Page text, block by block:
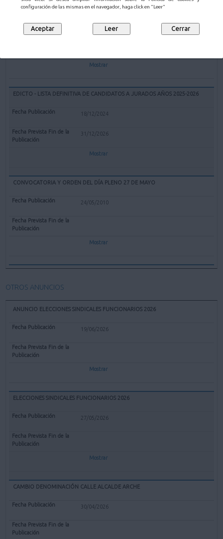
configuración de las mismas en el navegador, haga click en "Leer"
EXPEDIENTE REDENOMINACIÓN BOLERA CUBIERTA "EL PARQUE" DE
12/02/2025
Mostrar
EDICTO - LISTA DEFINITIVA DE CANDIDATOS A JURADOS AÑOS 2025-2026
18/12/2024
31/12/2026
Mostrar
CONVOCATORIA Y ORDEN DEL DÍA PLENO 27 DE MAYO
24/05/2010
Mostrar
OTROS ANUNCIOS
ANUNCIO ELECCIONES SINDICALES FUNCIONARIOS 2026
19/06/2026
Mostrar
ELECCIONES SINDICALES FUNCIONARIOS 2026
27/05/2026
Mostrar
CAMBIO DENOMINACIÓN CALLE ALCALDE ARCHE
30/04/2026